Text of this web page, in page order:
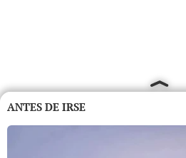
ANTES DE IRSE